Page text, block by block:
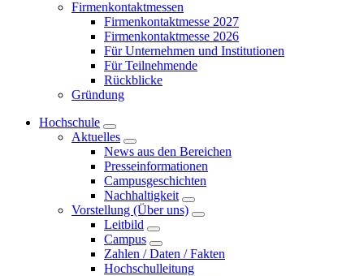
Firmenkontaktmessen
Firmenkontaktmesse 2027
Firmenkontaktmesse 2026
Für Unternehmen und Institutionen
Für Teilnehmende
Rückblicke
Gründung
Hochschule
Aktuelles
News aus den Bereichen
Presseinformationen
Campusgeschichten
Nachhaltigkeit
Vorstellung (Über uns)
Leitbild
Campus
Zahlen / Daten / Fakten
Hochschulleitung